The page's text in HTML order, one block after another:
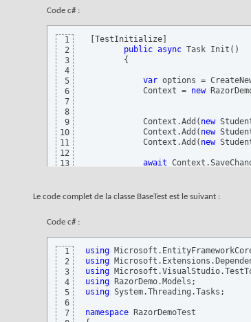
Code c# :
1
2
3
4
5
6
7
8
9
10
11
12
13
TestInitialize
public async Task Init ( )
{
var options =
            Context =
new
            Context.Add
( new
            Context.Add
( new
            Context.Add
( new
await
Le code complet de la classe BaseTest est le suivant :
Code c# :
1
2
3
4
5
6
7
using
using
using
using
using System.Threading.Tasks;
namespace